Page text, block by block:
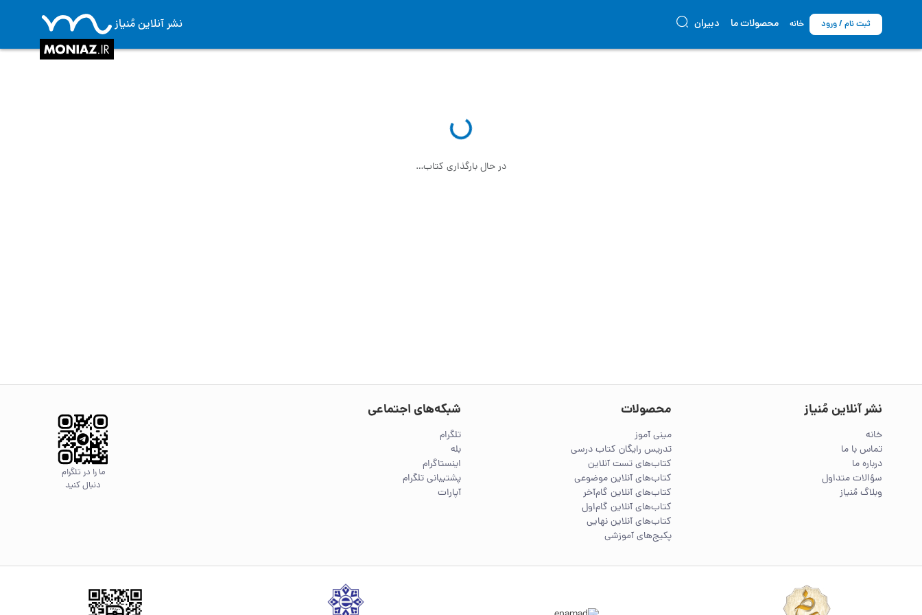
ثبت نام / ورود خانه محصولات ما دبیران نشر آنلاین مُنیاز
در حال بارگذاری کتاب…
نشر آنلاین مُنیاز
خانه
تماس با ما
درباره ما
سؤالات متداول
وبلاگ مُنیاز
محصولات
مینی آموز
تدریس رایگان کتاب درسی
کتاب‌های تست آنلاین
کتاب‌های آنلاین موضوعی
کتاب‌های آنلاین گام‌آخر
کتاب‌های آنلاین گام‌اول
کتاب‌های آنلاین نهایی
پکیج‌های آموزشی
شبکه‌های اجتماعی
تلگرام
بله
اینستاگرام
پشتیبانی تلگرام
آپارات
ما را در تلگرام
دنبال کنید